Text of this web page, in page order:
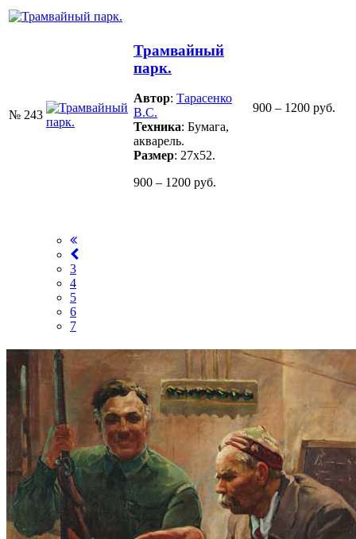
№ 243
Трамвайный
парк.
Автор: Тарасенко
В.С.
Техника: Бумага,
акварель.
Размер: 27х52.
900 – 1200 руб.
900 – 1200 руб.
3
4
5
6
7